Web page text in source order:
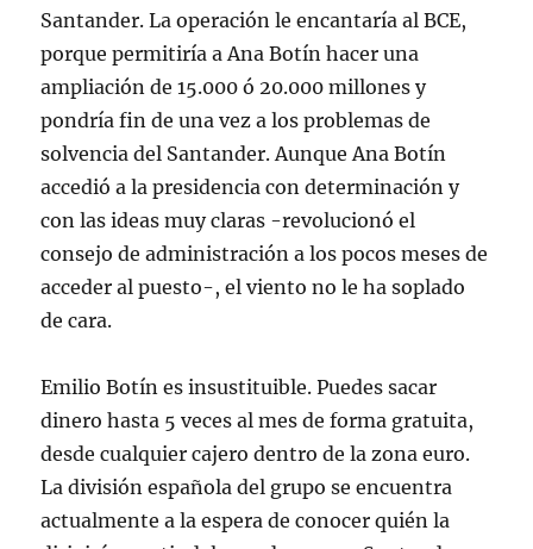
Santander. La operación le encantaría al BCE,
porque permitiría a Ana Botín hacer una
ampliación de 15.000 ó 20.000 millones y
pondría fin de una vez a los problemas de
solvencia del Santander. Aunque Ana Botín
accedió a la presidencia con determinación y
con las ideas muy claras -revolucionó el
consejo de administración a los pocos meses de
acceder al puesto-, el viento no le ha soplado
de cara.
Emilio Botín es insustituible. Puedes sacar
dinero hasta 5 veces al mes de forma gratuita,
desde cualquier cajero dentro de la zona euro.
La división española del grupo se encuentra
actualmente a la espera de conocer quién la